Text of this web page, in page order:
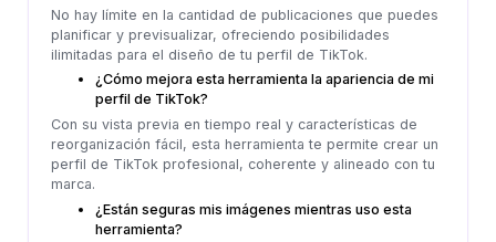
No hay límite en la cantidad de publicaciones que puedes
planificar y previsualizar, ofreciendo posibilidades
ilimitadas para el diseño de tu perfil de TikTok.
¿Cómo mejora esta herramienta la apariencia de mi
perfil de TikTok?
Con su vista previa en tiempo real y características de
reorganización fácil, esta herramienta te permite crear un
perfil de TikTok profesional, coherente y alineado con tu
marca.
¿Están seguras mis imágenes mientras uso esta
herramienta?